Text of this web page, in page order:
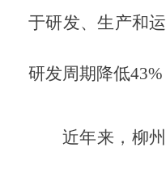
于研发、生产和
研发周期降低43%
近年来，柳